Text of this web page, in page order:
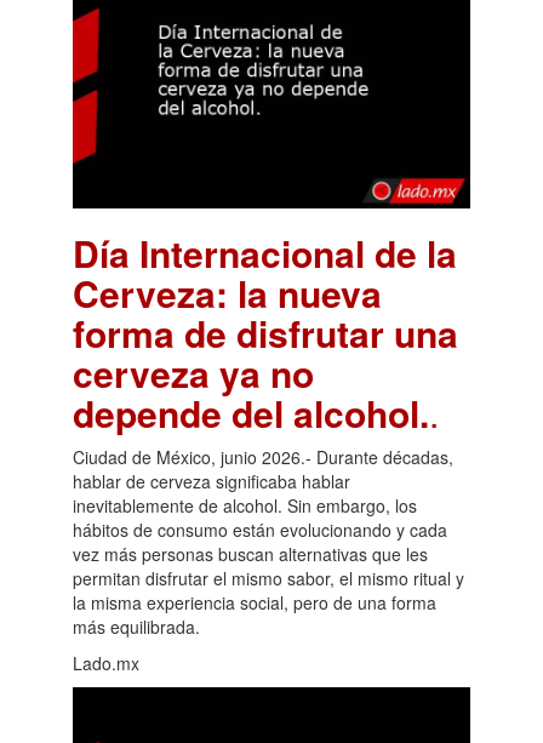
Día Internacional de la
Cerveza: la nueva
forma de disfrutar una
cerveza ya no
depende del alcohol..
Ciudad de México, junio 2026.- Durante décadas,
hablar de cerveza significaba hablar
inevitablemente de alcohol. Sin embargo, los
hábitos de consumo están evolucionando y cada
vez más personas buscan alternativas que les
permitan disfrutar el mismo sabor, el mismo ritual y
la misma experiencia social, pero de una forma
más equilibrada.
Lado.mx